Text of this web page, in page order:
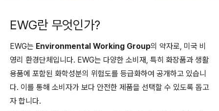
EWG란 무엇인가?
EWG는 Environmental Working Group의 약자로, 미국 비
영리 환경단체입니다. EWG는 다양한 소비재, 특히 화장품과 생활
용품에 포함된 화학성분의 위험도를 등급화하여 공개하고 있습니
다. 이를 통해 소비자가 보다 안전한 제품을 선택할 수 있도록 돕고
자 합니다.